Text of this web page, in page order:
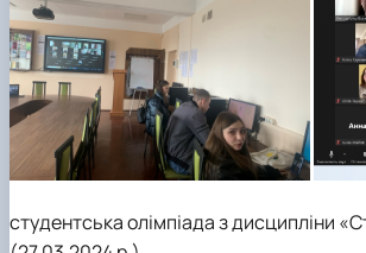
студентська олімпіада з дисципліни